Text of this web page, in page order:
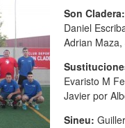
Son Cladera:
Daniel
Adrian
Evaristo M
Javier por
Sineu: